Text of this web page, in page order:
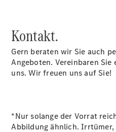
und
Garantie-
Pakete
Services
Kontakt.
Gern beraten wir Sie auch
Angeboten. Vereinbaren
uns. Wir freuen uns auf Sie!
*Nur solange der Vorrat
Abbildung ähnlich. Irrtümer,